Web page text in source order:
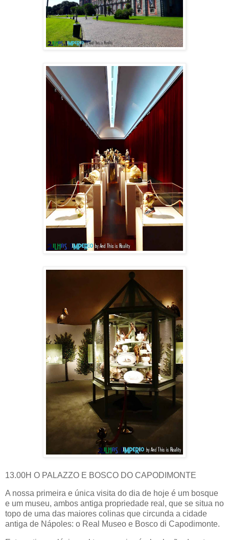
13.00H O PALAZZO E BOSCO DO CAPODIMONTE
A nossa primeira e única visita do dia de hoje é um bosque
e um museu, ambos antiga propriedade real, que se situa no
topo de uma das maiores colinas que circunda a cidade
antiga de Nápoles: o Real Museo e Bosco di Capodimonte.